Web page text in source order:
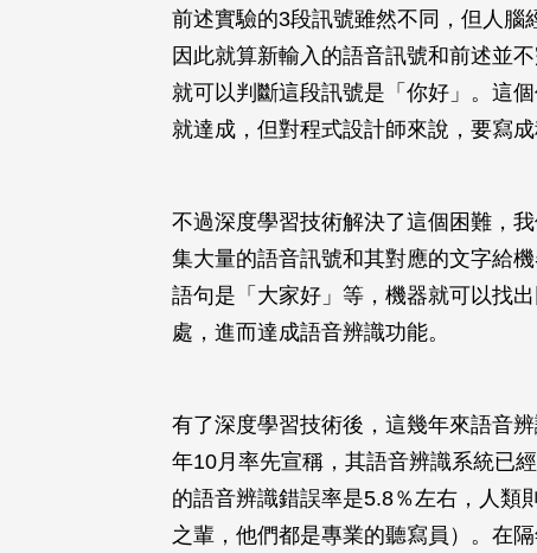
前述實驗的3段訊號雖然不同，但人腦
因此就算新輸入的語音訊號和前述並
就可以判斷這段訊號是「你好」。這
就達成，但對程式設計師來說，要寫
不過深度學習技術解決了這個困難，
集大量的語音訊號和其對應的文字給
語句是「大家好」等，機器就可以找
處，進而達成語音辨識功能。
有了深度學習技術後，這幾年來語音
年10月率先宣稱，其語音辨識系統已
的語音辨識錯誤率是5.8％左右，人類
之輩，他們都是專業的聽寫員）。在